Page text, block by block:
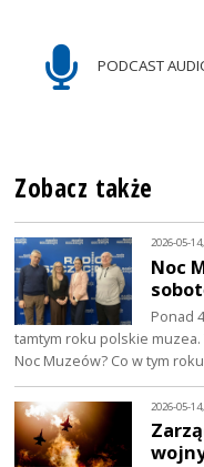
PODCAST
Zobacz także
2026-05-
Noc
Ponad
tamtym roku polskie
Noc Muzeów? Co w tym
2026-05-